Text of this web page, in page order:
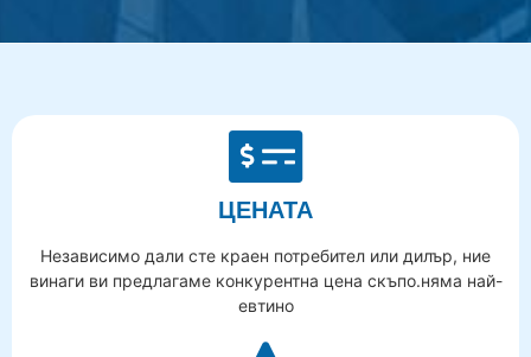
ЦЕНАТА
Независимо дали сте краен потребител или дилър, ние
винаги ви предлагаме конкурентна цена скъпо.няма най-
евтино